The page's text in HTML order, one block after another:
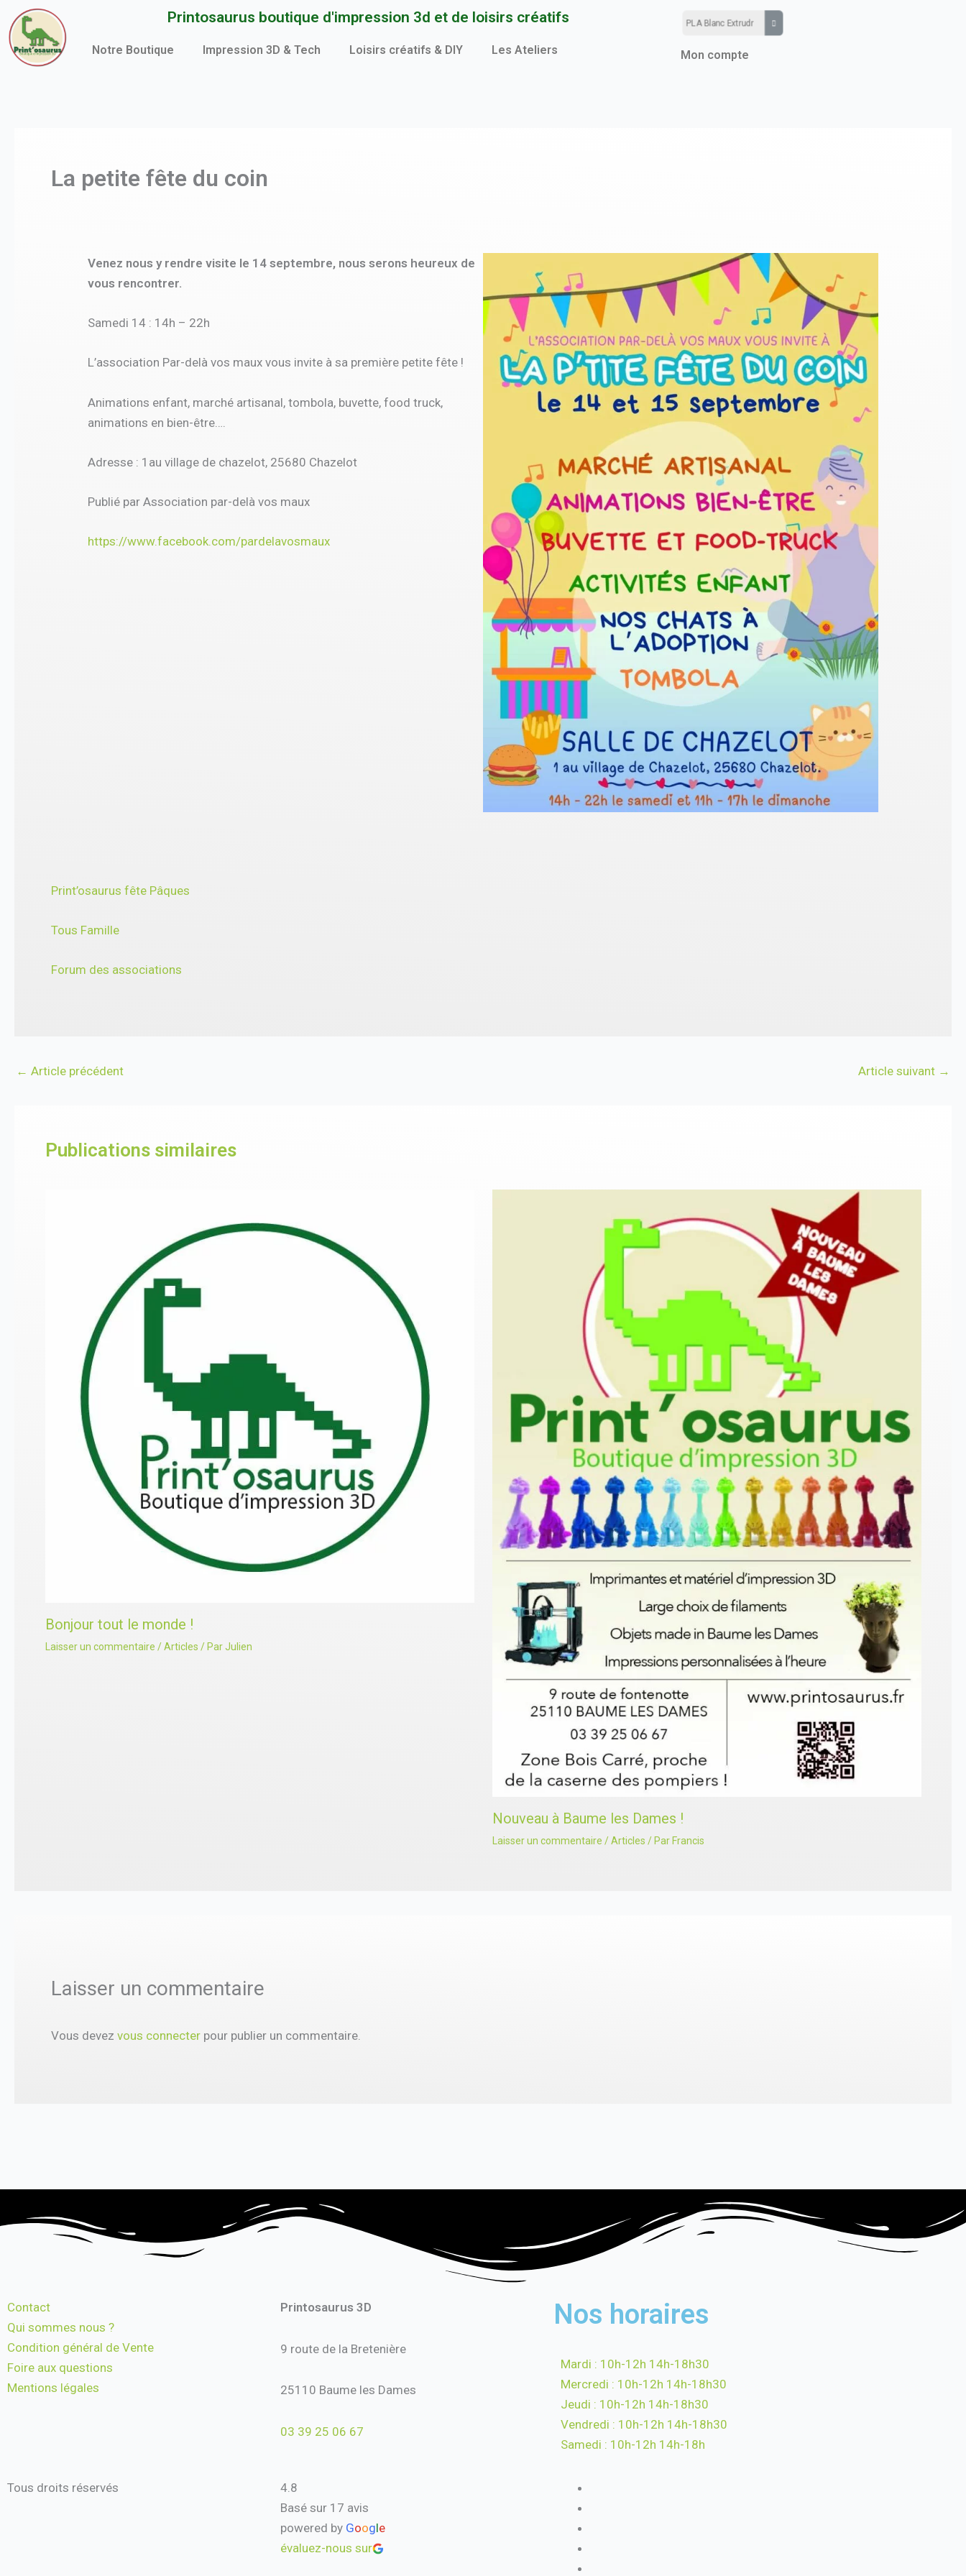
Aller
au
contenu
Printosaurus boutique d'impression 3d et de loisirs créatifs
Notre Boutique Impression 3D & Tech Loisirs créatifs & DIY Les Ateliers Mon compte
La petite fête du coin
Venez nous y rendre visite le 14 septembre, nous serons heureux de
vous rencontrer.
Samedi 14 : 14h – 22h
L’association Par-delà vos maux vous invite à sa première petite fête !
Animations enfant, marché artisanal, tombola, buvette, food truck,
animations en bien-être….
Adresse : 1au village de chazelot, 25680 Chazelot
Publié par Association par-delà vos maux
https://www.facebook.com/pardelavosmaux
Print’osaurus fête Pâques
Tous Famille
Forum des associations
← Article précédent Article suivant →
Publications similaires
Bonjour tout le monde !
Laisser un commentaire /Articles / ParJulien
Nouveau à Baume les Dames !
Laisser un commentaire /Articles / ParFrancis
Laisser un commentaire
Vous devez vous connecter pour publier un commentaire.
Contact
Qui sommes nous ?
Condition général de Vente
Foire aux questions
Mentions légales
Printosaurus 3D
9 route de la Bretenière
25110 Baume les Dames
03 39 25 06 67
Nos horaires
Mardi : 10h-12h 14h-18h30
Mercredi : 10h-12h 14h-18h30
Jeudi : 10h-12h 14h-18h30
Vendredi : 10h-12h 14h-18h30
Samedi : 10h-12h 14h-18h
Tous droits réservés
4.8
Basé sur 17 avis
powered by Google
évaluez-nous sur